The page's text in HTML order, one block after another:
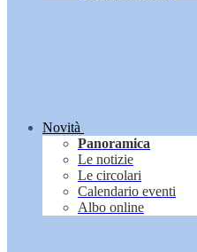
Novità
Panoramica
Le notizie
Le circolari
Calendario eventi
Albo online